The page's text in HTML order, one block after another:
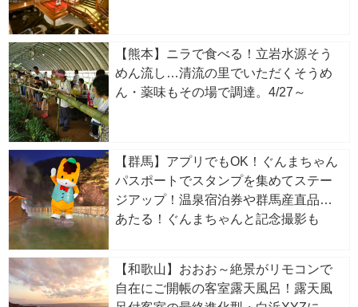
【熊本】ニラで食べる！立岩水源そう
めん流し…清流の里でいただくそうめ
ん・薬味もその場で調達。4/27～
【群馬】アプリでもOK！ぐんまちゃん
パスポートでスタンプを集めてステー
ジアップ！温泉宿泊券や群馬産直品が
あたる！ぐんまちゃんと記念撮影も
【和歌山】おおお～絶景がリモコンで
自在にご開帳の客室露天風呂！露天風